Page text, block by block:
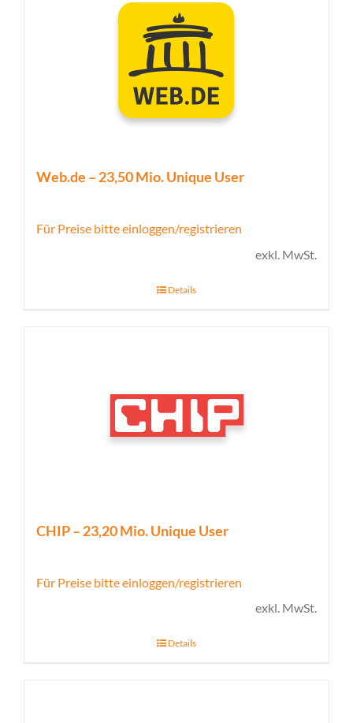
Web.de – 23,50 Mio. Unique User
Für Preise bitte einloggen/registrieren
exkl. MwSt.
Details
CHIP – 23,20 Mio. Unique User
Für Preise bitte einloggen/registrieren
exkl. MwSt.
Details